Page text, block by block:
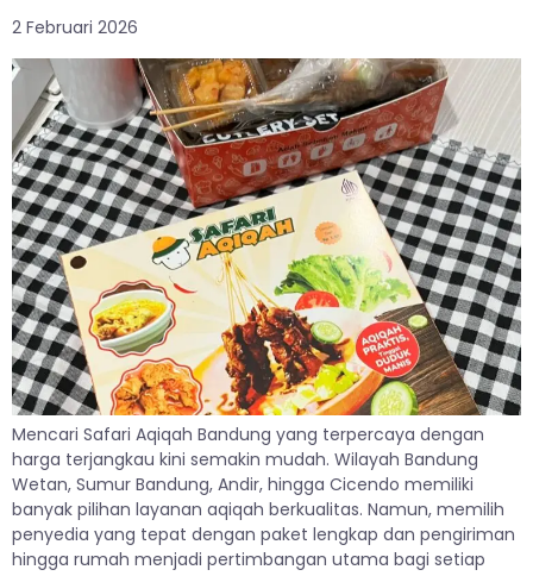
2 Februari 2026
Mencari Safari Aqiqah Bandung yang terpercaya dengan
harga terjangkau kini semakin mudah. Wilayah Bandung
Wetan, Sumur Bandung, Andir, hingga Cicendo memiliki
banyak pilihan layanan aqiqah berkualitas. Namun, memilih
penyedia yang tepat dengan paket lengkap dan pengiriman
hingga rumah menjadi pertimbangan utama bagi setiap